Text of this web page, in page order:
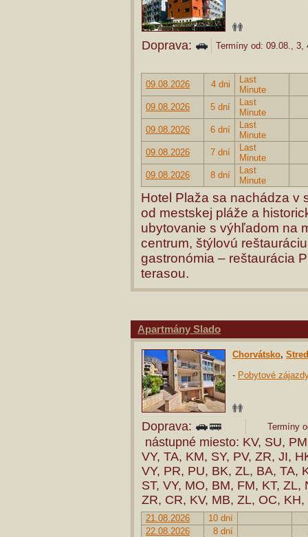
Doprava: Termíny od: 09.08., 3,
09.08.2026 4 dni
Last
Minute
09.08.2026
5 dní
Last
Minute
09.08.2026
6 dní
Last
Minute
09.08.2026
7 dní
Last
Minute
09.08.2026
8 dní
Last
Minute
Hotel Plaža sa nachádza v
od mestskej pláže a
ubytovanie s výhľadom na
centrum, štýlovú
gastronómia – reštaurácia
terasou.
Apartmány Slado
Chorvátsko,
- Pobytové
Doprava: Termíny
nástupné miesto: KV, SU,
VY, TA, KM, SY, PV, ZR, JI,
VY, PR, PU, BK, ZL, BA, TA,
ST, VY, MO, BM, FM, KT,
ZR, CR, KV, MB, ZL, OC,
21.08.2026 10 dní
22.08.2026
8 dní